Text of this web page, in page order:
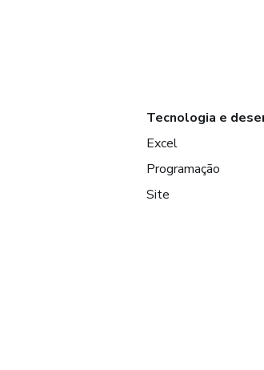
Tecnologia e
Excel
Programação
Site